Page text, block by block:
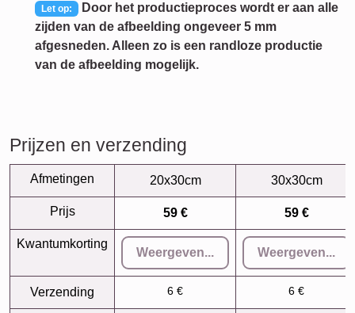
Let op:
Door het productieproces wordt er aan alle
zijden van de afbeelding ongeveer 5 mm
afgesneden. Alleen zo is een randloze productie
van de afbeelding mogelijk.
Prijzen en verzending
Afmetingen 20x30cm 30x30cm
Prijs 59 € 59 €
Kwantumkorting
Weergeven... Weergeven...
Verzending 6 € 6 €